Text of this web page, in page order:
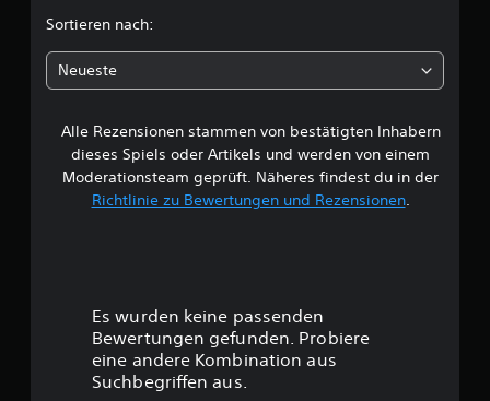
n
Sortieren nach:
Neueste
Alle Rezensionen stammen von bestätigten Inhabern
dieses Spiels oder Artikels und werden von einem
Moderationsteam geprüft. Näheres findest du in der
Richtlinie zu Bewertungen und Rezensionen.
Es wurden keine passenden
Bewertungen gefunden. Probiere
eine andere Kombination aus
Suchbegriffen aus.